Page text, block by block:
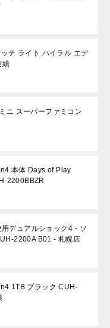
チ ライト ハイラル エデ
績
ニ スーパーファミコン
本体 Days of Play
2200BBZR
デュアルショック4・ソ
2200A B01 - 札幌店
1TB ブラック CUH-